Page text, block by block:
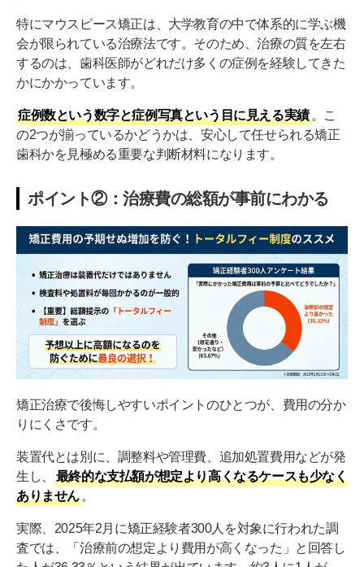
特にマウスピース矯正は、大学教育の中で体系的に学ぶ機
会が限られている治療法です。そのため、治療の質を左右
するのは、歯科医師がどれだけ多くの症例を経験してきた
かにかかっています。
症例数という数字と症例写真という目に見える実績 。こ
の2つが揃っているかどうかは、安心して任せられる矯正
歯科かを見極める重要な判断材料になります。
ポイント②：治療費の総額が事前にわかる
矯正治療で後悔しやすいポイントのひとつが、費用の分か
りにくさです。
装置代とは別に、調整料や管理費、追加処置費用などが発
生し、
最終的な支払額が想定より高くなるケースも少なく
ありません 。
実際、2025年2月に矯正経験者300人を対象に行われた調
査では、「治療前の想定より費用が高くなった」と回答し